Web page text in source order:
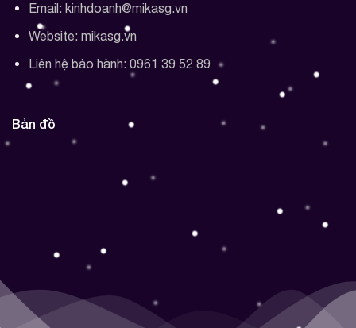
Email: kinhdoanh@mikasg.vn
Website: mikasg.vn
Liên hệ bảo hành: 0961 39 52 89
Bản đồ